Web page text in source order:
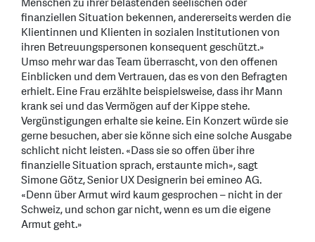
Menschen zu ihrer belastenden seelischen oder
finanziellen Situation bekennen, andererseits werden die
Klientinnen und Klienten in sozialen Institutionen von
ihren Betreuungspersonen konsequent geschützt.»
Umso mehr war das Team überrascht, von den offenen
Einblicken und dem Vertrauen, das es von den Befragten
erhielt. Eine Frau erzählte beispielsweise, dass ihr Mann
krank sei und das Vermögen auf der Kippe stehe.
Vergünstigungen erhalte sie keine. Ein Konzert würde sie
gerne besuchen, aber sie könne sich eine solche Ausgabe
schlicht nicht leisten. «Dass sie so offen über ihre
finanzielle Situation sprach, erstaunte mich», sagt
Simone Götz, Senior UX Designerin bei emineo AG.
«Denn über Armut wird kaum gesprochen – nicht in der
Schweiz, und schon gar nicht, wenn es um die eigene
Armut geht.»